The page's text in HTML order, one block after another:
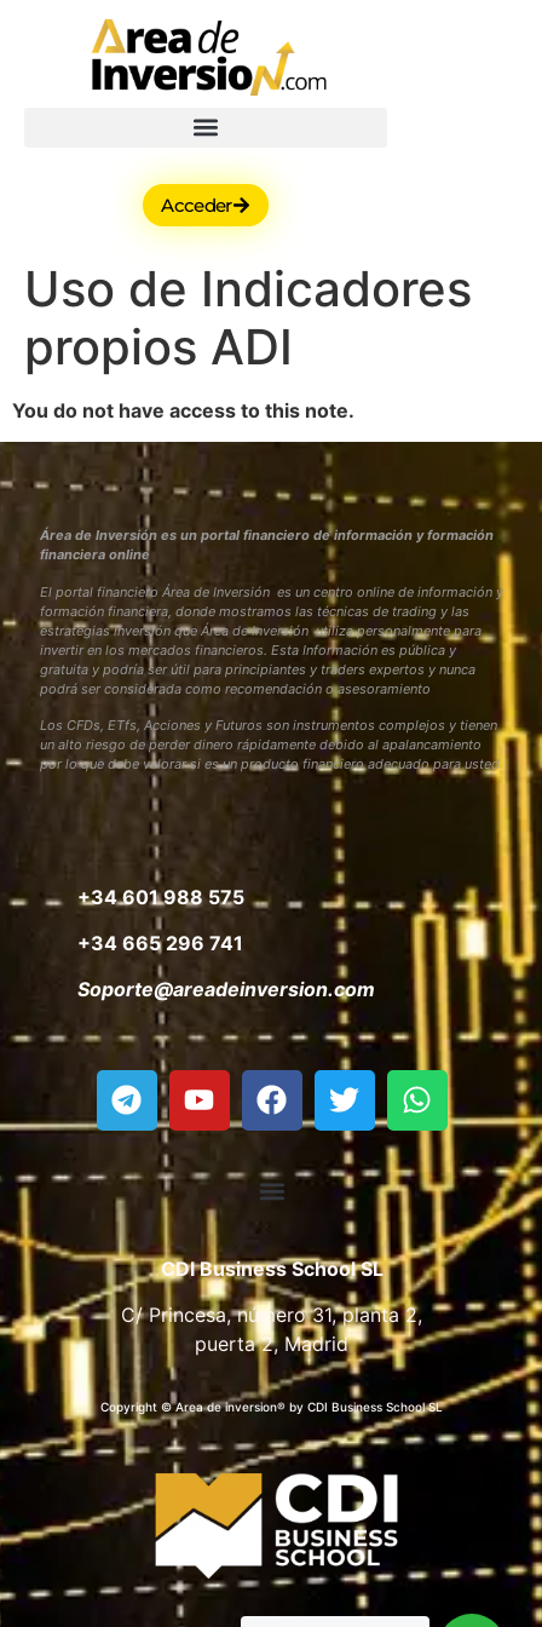
Acceder
Uso de Indicadores
propios ADI
You do not have access to this note.
Área de Inversión es un portal financiero de información y formación
financiera online
El portal financiero Área de Inversión es un centro online de información y
formación financiera, donde mostramos las técnicas de trading y las
estrategias inversión que Área de Inversión utiliza personalmente para
invertir en los mercados financieros. Esta Información es pública y
gratuita y podría ser útil para principiantes y traders expertos y nunca
podrá ser considerada como recomendación o asesoramiento
Los CFDs, ETfs, Acciones y Futuros son instrumentos complejos y tienen
un alto riesgo de perder dinero rápidamente debido al apalancamiento
por lo que debe valorar si es un producto financiero adecuado para usted
+34 601 988 575
+34 665 296 741
Soporte@areadeinversion.com
CDI Business School SL
C/ Princesa, número 31, planta 2,
puerta 2, Madrid
Copyright © Area de inversion® by CDI Business School SL